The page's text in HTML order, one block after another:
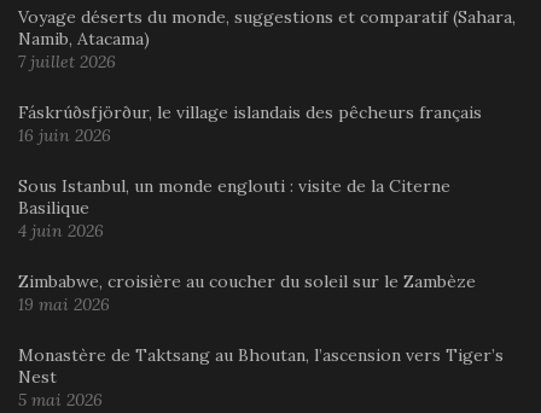
Voyage déserts du monde, suggestions et comparatif (Sahara,
Namib, Atacama)
7 juillet 2026
Fáskrúðsfjörður, le village islandais des pêcheurs français
16 juin 2026
Sous Istanbul, un monde englouti : visite de la Citerne
Basilique
4 juin 2026
Zimbabwe, croisière au coucher du soleil sur le Zambèze
19 mai 2026
Monastère de Taktsang au Bhoutan, l’ascension vers Tiger’s
Nest
5 mai 2026